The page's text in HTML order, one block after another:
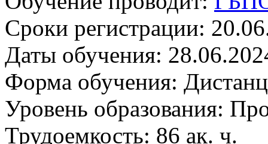
Сроки регистрации:
Даты обучения:
Форма обучения:
Уровень образования:
Трудоемкость: 86 ак. ч.